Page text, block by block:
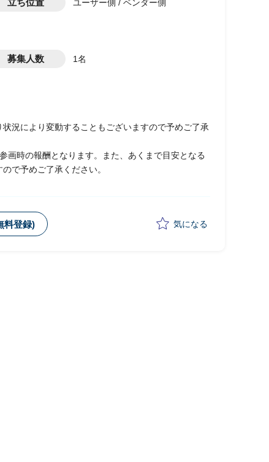
立ち位置 ユーザー側 / ベンダー側
募集人数 1名
況により変動することもございますので予めご了承
画時の報酬となります。また、あくまで目安となる
で予めご了承ください。
料登録) 気になる